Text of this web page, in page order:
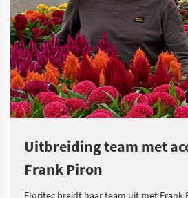
Uitbreiding team met
Frank Piron
Floritec breidt haar team uit met Frank